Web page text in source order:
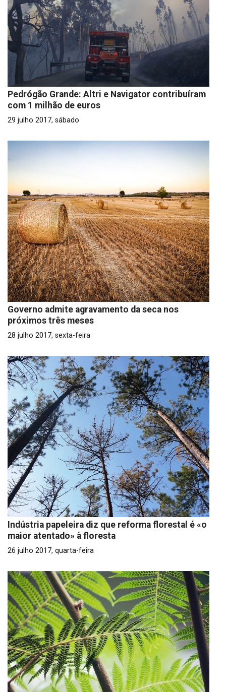
Pedrógão Grande: Altri e Navigator contribuíram
com 1 milhão de euros
29 julho 2017, sábado
Governo admite agravamento da seca nos
próximos três meses
28 julho 2017, sexta-feira
Indústria papeleira diz que reforma florestal é «o
maior atentado» à floresta
26 julho 2017, quarta-feira